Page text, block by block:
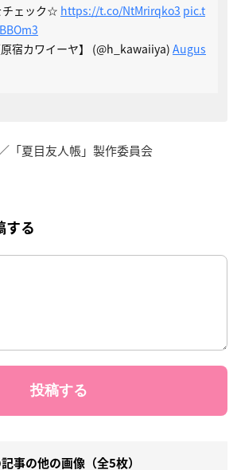
チェック☆ https://t.co/NtMrirqko3 pic.t
宿カワイーヤ】 (@h_kawaiiya) Augus
「夏目友人帳」製作委員会
する
事の他の画像（全5枚）